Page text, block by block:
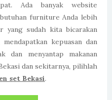
Ada banyak website
furniture Anda lebih
yang sudah kita bicarakan
kepuasan dan
dan menyantap makanan
dan sekitarnya, pilihlah
set Bekasi.